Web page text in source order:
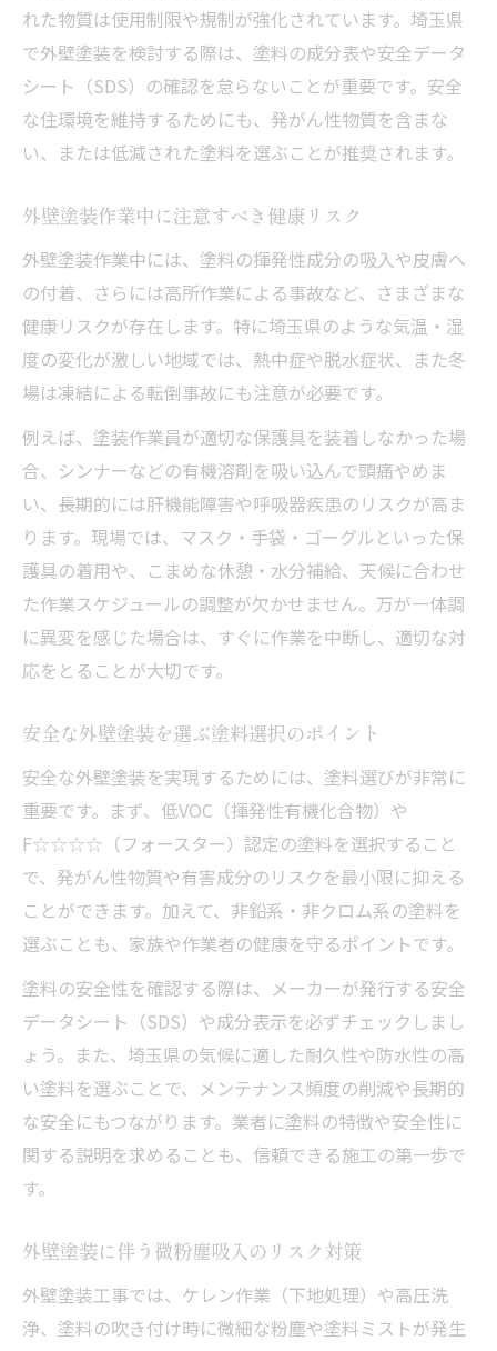
れた物質は使用制限や規制が強化されています。埼玉県
で外壁塗装を検討する際は、塗料の成分表や安全データ
シート（SDS）の確認を怠らないことが重要です。安全
な住環境を維持するためにも、発がん性物質を含まな
い、または低減された塗料を選ぶことが推奨されます。
外壁塗装作業中に注意すべき健康リスク
外壁塗装作業中には、塗料の揮発性成分の吸入や皮膚へ
の付着、さらには高所作業による事故など、さまざまな
健康リスクが存在します。特に埼玉県のような気温・湿
度の変化が激しい地域では、熱中症や脱水症状、また冬
場は凍結による転倒事故にも注意が必要です。
例えば、塗装作業員が適切な保護具を装着しなかった場
合、シンナーなどの有機溶剤を吸い込んで頭痛やめま
い、長期的には肝機能障害や呼吸器疾患のリスクが高ま
ります。現場では、マスク・手袋・ゴーグルといった保
護具の着用や、こまめな休憩・水分補給、天候に合わせ
た作業スケジュールの調整が欠かせません。万が一体調
に異変を感じた場合は、すぐに作業を中断し、適切な対
応をとることが大切です。
安全な外壁塗装を選ぶ塗料選択のポイント
安全な外壁塗装を実現するためには、塗料選びが非常に
重要です。まず、低VOC（揮発性有機化合物）や
F☆☆☆☆（フォースター）認定の塗料を選択すること
で、発がん性物質や有害成分のリスクを最小限に抑える
ことができます。加えて、非鉛系・非クロム系の塗料を
選ぶことも、家族や作業者の健康を守るポイントです。
塗料の安全性を確認する際は、メーカーが発行する安全
データシート（SDS）や成分表示を必ずチェックしまし
ょう。また、埼玉県の気候に適した耐久性や防水性の高
い塗料を選ぶことで、メンテナンス頻度の削減や長期的
な安全にもつながります。業者に塗料の特徴や安全性に
関する説明を求めることも、信頼できる施工の第一歩で
す。
外壁塗装に伴う微粉塵吸入のリスク対策
外壁塗装工事では、ケレン作業（下地処理）や高圧洗
浄、塗料の吹き付け時に微細な粉塵や塗料ミストが発生